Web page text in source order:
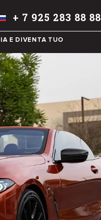
+ 7 925 283 88 88
E DIVENTA TUO